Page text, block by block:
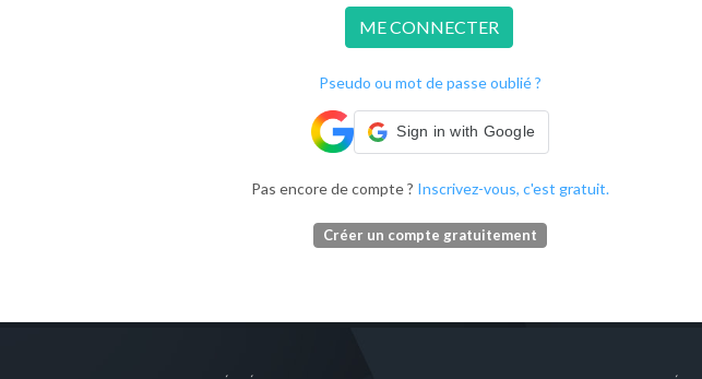
ME CONNECTER
Pseudo ou mot de passe oublié ?
Sign in with Google
Pas encore de compte ? Inscrivez-vous, c'est gratuit.
Créer un compte gratuitement